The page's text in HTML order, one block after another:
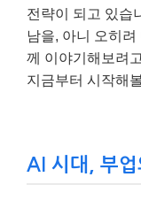
전략이 되고 있습
남을, 아니 오히
께 이야기해보려
지금부터 시작해
AI 시대, 부업